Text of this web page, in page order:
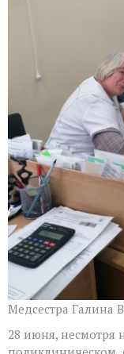
Медсестра Галина
28 июня, несмотря